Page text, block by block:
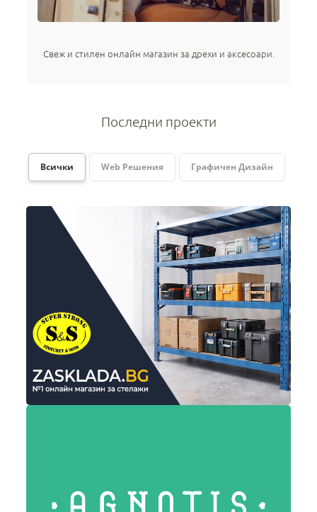
Свеж и стилен онлайн магазин за дрехи и аксесоари.
Последни проекти
Всички Web Решения Графичен Дизайн